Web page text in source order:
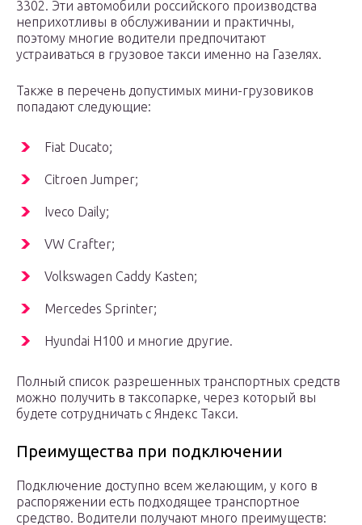
3302. Эти автомобили российского производства
неприхотливы в обслуживании и практичны,
поэтому многие водители предпочитают
устраиваться в грузовое такси именно на Газелях.
Также в перечень допустимых мини-грузовиков
попадают следующие:
Fiat Ducato;
Citroen Jumper;
Iveco Daily;
VW Crafter;
Volkswagen Caddy Kasten;
Mercedes Sprinter;
Hyundai H100 и многие другие.
Полный список разрешенных транспортных средств
можно получить в таксопарке, через который вы
будете сотрудничать с Яндекс Такси.
Преимущества при подключении
Подключение доступно всем желающим, у кого в
распоряжении есть подходящее транспортное
средство. Водители получают много преимуществ: